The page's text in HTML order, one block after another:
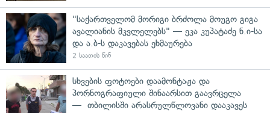
"საქართველომ მორიგი ბრძოლა მოუგო გიგა
ავალიანის მკვლელებს" — ეკა კუპატაძე ნ.ი-სა
და ა.ბ-ს დაკავებას ეხმაურება
2 საათის წინ
სხვების ფოტოები დაამონტაჟა და
პორნოგრაფიული შინაარსით გაავრცელა
— თბილისში არასრულწლოვანი დააკავეს